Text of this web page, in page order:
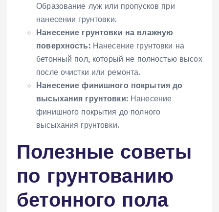
Образование луж или пропусков при
нанесении грунтовки.
Нанесение грунтовки на влажную
поверхность:Нанесение грунтовки на
бетонный пол, который не полностью высох
после очистки или ремонта.
Нанесение финишного покрытия до
высыхания грунтовки:Нанесение
финишного покрытия до полного
высыхания грунтовки.
Полезные советы
по грунтованию
бетонного пола